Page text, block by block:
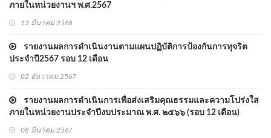
ภายในหน่วยงานฯ พ.ศ.2567
13 มีนาคม 2568
รายงานผลการดำเนินงานตามแผนปฏิบัติการป้องกันการทุจริต
ประจำปี2567 รอบ 12 เดือน
02 ธันวาคม 2567
รายงานผลการดำเนินการเพื่อส่งเสริมคุณธรรมและความโปร่งใส
ภายในหน่วยงานประจำปีงบประมาณ พ.ศ. ๒๕๖๖ (รอบ 12 เดือน)
08 มีนาคม 2567